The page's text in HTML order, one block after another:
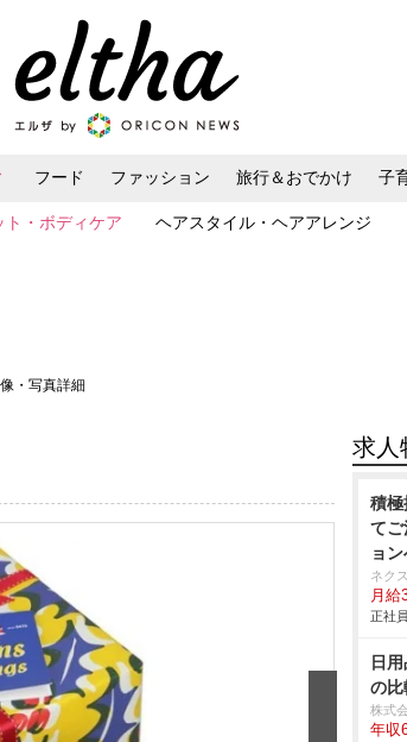
ト・ボディケア ヘアスタイル・ヘアアレンジ
フード ファッション 旅行＆おでかけ 子
・写真詳細
求人
積極
て
ョ
ネク
月給
正社
日
の比
株式
年収